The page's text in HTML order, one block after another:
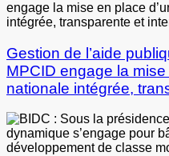
Gestion de l’aide
MPCID engage la
nationale intégrée,